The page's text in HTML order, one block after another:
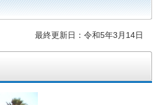
最終更新日：令和5年3月14日